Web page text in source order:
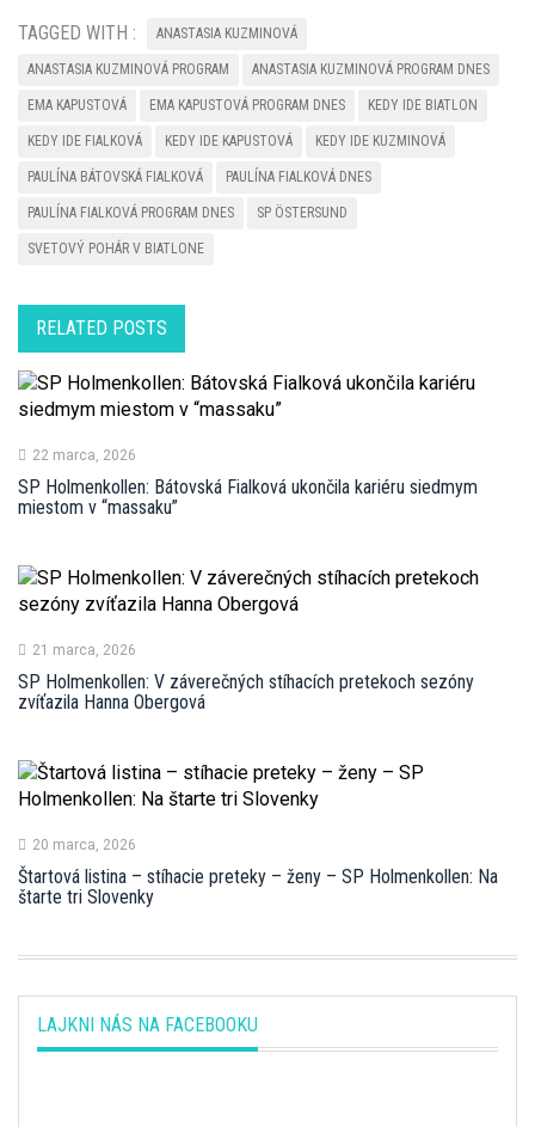
TAGGED WITH : ANASTASIA KUZMINOVÁ
ANASTASIA KUZMINOVÁ PROGRAM ANASTASIA KUZMINOVÁ PROGRAM DNES
EMA KAPUSTOVÁ EMA KAPUSTOVÁ PROGRAM DNES KEDY IDE BIATLON
KEDY IDE FIALKOVÁ KEDY IDE KAPUSTOVÁ KEDY IDE KUZMINOVÁ
PAULÍNA BÁTOVSKÁ FIALKOVÁ PAULÍNA FIALKOVÁ DNES
PAULÍNA FIALKOVÁ PROGRAM DNES SP ÖSTERSUND
SVETOVÝ POHÁR V BIATLONE
RELATED POSTS
22 marca, 2026
SP Holmenkollen: Bátovská Fialková ukončila kariéru siedmym
miestom v “massaku”
21 marca, 2026
SP Holmenkollen: V záverečných stíhacích pretekoch sezóny
zvíťazila Hanna Obergová
20 marca, 2026
Štartová listina – stíhacie preteky – ženy – SP Holmenkollen: Na
štarte tri Slovenky
LAJKNI NÁS NA FACEBOOKU